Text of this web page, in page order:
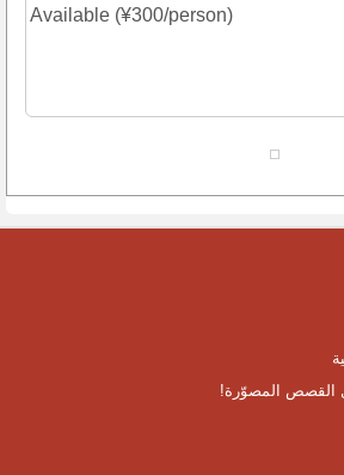
Available (¥300/person)
القصص المصوّرة!